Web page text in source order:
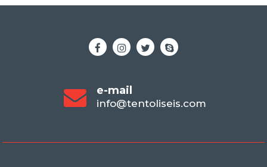
e-mail
info@tentoliseis.com